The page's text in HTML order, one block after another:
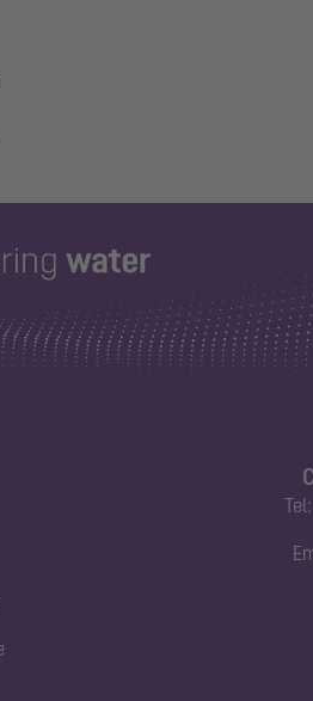
Tel: